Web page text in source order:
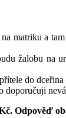
matriku a
žalobu
do
doporučuji
Odpověď